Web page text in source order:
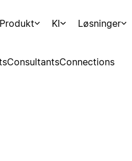
Produkt KI Løsninger
ConsultantsConnections